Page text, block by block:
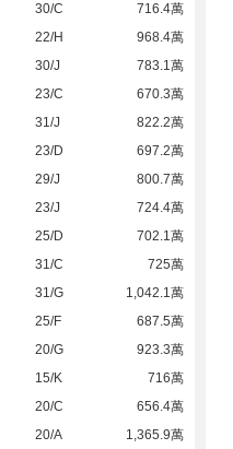
30/C
716.4萬
22/H
968.4萬
30/J
783.1萬
23/C
670.3萬
31/J
822.2萬
23/D
697.2萬
29/J
800.7萬
23/J
724.4萬
25/D
702.1萬
31/C
725萬
31/G
1,042.1萬
25/F
687.5萬
20/G
923.3萬
15/K
716萬
20/C
656.4萬
20/A
1,365.9萬